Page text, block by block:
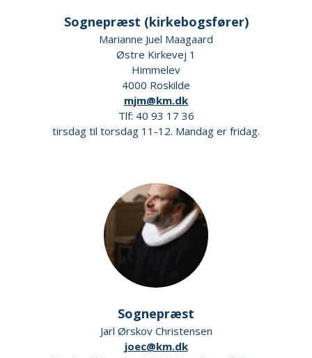
Sognepræst (kirkebogsfører)
Marianne Juel Maagaard
Østre Kirkevej 1
Himmelev
4000 Roskilde
mjm@km.dk
Tlf: 40 93 17 36
tirsdag til torsdag 11-12. Mandag er fridag.
Sognepræst
Jarl Ørskov Christensen
joec@km.dk